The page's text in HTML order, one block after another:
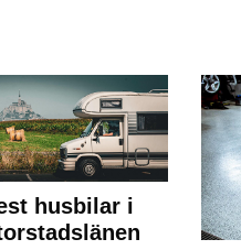
husbilar i